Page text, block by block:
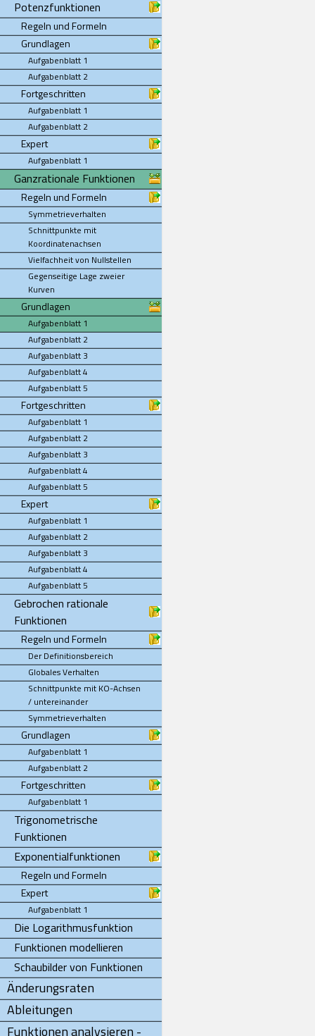
Potenzfunktionen
Regeln und Formeln
Grundlagen
Aufgabenblatt 1
Aufgabenblatt 2
Fortgeschritten
Aufgabenblatt 1
Aufgabenblatt 2
Expert
Aufgabenblatt 1
Ganzrationale Funktionen
Regeln und Formeln
Symmetrieverhalten
Schnittpunkte mit
Koordinatenachsen
Vielfachheit von Nullstellen
Gegenseitige Lage zweier
Kurven
Grundlagen
Aufgabenblatt 1
Aufgabenblatt 2
Aufgabenblatt 3
Aufgabenblatt 4
Aufgabenblatt 5
Fortgeschritten
Aufgabenblatt 1
Aufgabenblatt 2
Aufgabenblatt 3
Aufgabenblatt 4
Aufgabenblatt 5
Expert
Aufgabenblatt 1
Aufgabenblatt 2
Aufgabenblatt 3
Aufgabenblatt 4
Aufgabenblatt 5
Gebrochen rationale
Funktionen
Regeln und Formeln
Der Definitionsbereich
Globales Verhalten
Schnittpunkte mit KO-Achsen
/ untereinander
Symmetrieverhalten
Grundlagen
Aufgabenblatt 1
Aufgabenblatt 2
Fortgeschritten
Aufgabenblatt 1
Trigonometrische
Funktionen
Exponentialfunktionen
Regeln und Formeln
Expert
Aufgabenblatt 1
Die Logarithmusfunktion
Funktionen modellieren
Schaubilder von Funktionen
Änderungsraten
Ableitungen
Funktionen analysieren -